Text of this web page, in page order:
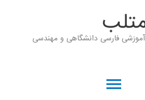
فارسی دانشگاهی و مهندسی
فهرست